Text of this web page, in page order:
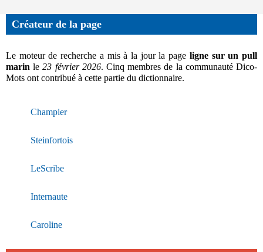
Créateur de la page
Le moteur de recherche a mis à la jour la page ligne sur un pull
marin le23 février 2026. Cinq membres de la communauté Dico-
Mots ont contribué à cette partie du dictionnaire.
Champier
Steinfortois
LeScribe
Internaute
Caroline